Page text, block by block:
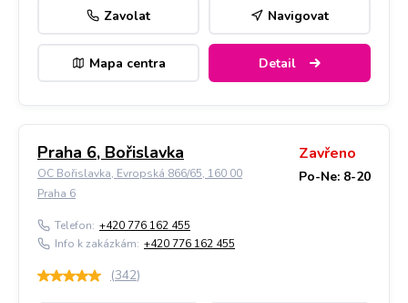
Zavolat Navigovat
Mapa centra Detail
Praha 6, Bořislavka
OC Bořislavka, Evropská 866/65, 160 00
Praha 6
Zavřeno
Po-Ne: 8-20
Telefon: +420 776 162 455
Info k zakázkám: +420 776 162 455
(342)